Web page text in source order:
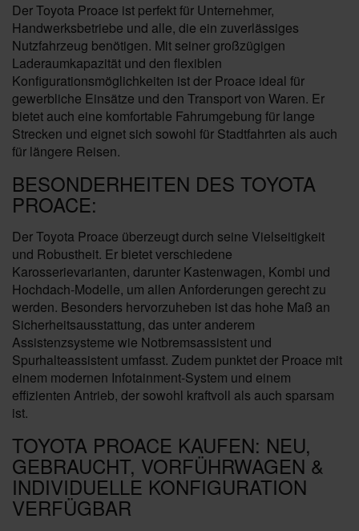
Der Toyota Proace ist perfekt für Unternehmer,
Handwerksbetriebe und alle, die ein zuverlässiges
Nutzfahrzeug benötigen. Mit seiner großzügigen
Laderaumkapazität und den flexiblen
Konfigurationsmöglichkeiten ist der Proace ideal für
gewerbliche Einsätze und den Transport von Waren. Er
bietet auch eine komfortable Fahrumgebung für lange
Strecken und eignet sich sowohl für Stadtfahrten als auch
für längere Reisen.
BESONDERHEITEN DES TOYOTA
PROACE:
Der Toyota Proace überzeugt durch seine Vielseitigkeit
und Robustheit. Er bietet verschiedene
Karosserievarianten, darunter Kastenwagen, Kombi und
Hochdach-Modelle, um allen Anforderungen gerecht zu
werden. Besonders hervorzuheben ist das hohe Maß an
Sicherheitsausstattung, das unter anderem
Assistenzsysteme wie Notbremsassistent und
Spurhalteassistent umfasst. Zudem punktet der Proace mit
einem modernen Infotainment-System und einem
effizienten Antrieb, der sowohl kraftvoll als auch sparsam
ist.
TOYOTA PROACE KAUFEN: NEU,
GEBRAUCHT, VORFÜHRWAGEN &
INDIVIDUELLE KONFIGURATION
VERFÜGBAR